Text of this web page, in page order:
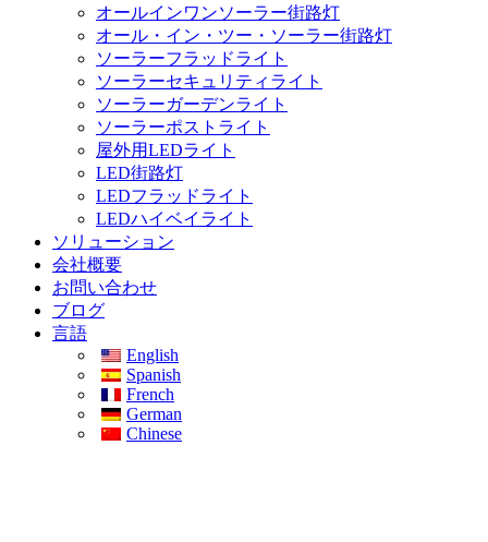
オールインワンソーラー街路灯
オール・イン・ツー・ソーラー街路灯
ソーラーフラッドライト
ソーラーセキュリティライト
ソーラーガーデンライト
ソーラーポストライト
屋外用LEDライト
LED街路灯
LEDフラッドライト
LEDハイベイライト
ソリューション
会社概要
お問い合わせ
ブログ
言語
English
Spanish
French
German
Chinese